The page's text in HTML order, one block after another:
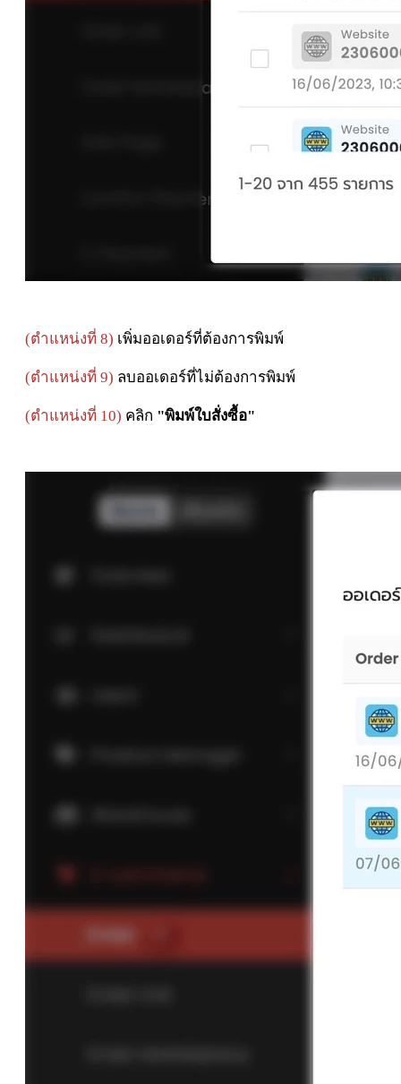
(ตำแหน่งที่ 8) เพิ่มออเดอร์ที่ต้องการพิมพ์
(ตำแหน่งที่ 9) ลบออเดอร์ที่ไม่ต้องการพิมพ์
(ตำแหน่งที่ 10) คลิก "พิมพ์ใบสั่งซื้อ"